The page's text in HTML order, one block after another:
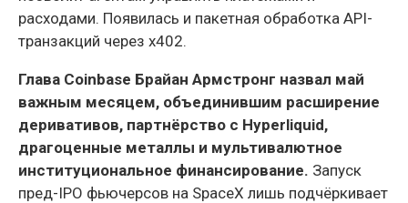
расходами. Появилась и пакетная обработка API-
транзакций через x402.
Глава Coinbase Брайан Армстронг назвал май
важным месяцем, объединившим расширение
деривативов, партнёрство с Hyperliquid,
драгоценные металлы и мультивалютное
институциональное финансирование. Запуск
пред-IPO фьючерсов на SpaceX лишь подчёркивает